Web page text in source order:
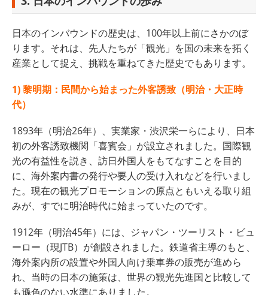
日本のインバウンドの歴史は、100年以上前にさかのぼ
ります。それは、先人たちが「観光」を国の未来を拓く
産業として捉え、挑戦を重ねてきた歴史でもあります。
1) 黎明期：民間から始まった外客誘致（明治・大正時
代）
1893年（明治26年）、実業家・渋沢栄一らにより、日本
初の外客誘致機関「喜賓会」が設立されました。国際観
光の有益性を説き、訪日外国人をもてなすことを目的
に、海外案内書の発行や要人の受け入れなどを行いまし
た。現在の観光プロモーションの原点ともいえる取り組
みが、すでに明治時代に始まっていたのです。
1912年（明治45年）には、ジャパン・ツーリスト・ビュ
ーロー（現JTB）が創設されました。鉄道省主導のもと、
海外案内所の設置や外国人向け乗車券の販売が進めら
れ、当時の日本の施策は、世界の観光先進国と比較して
も遜色のない水準にありました。